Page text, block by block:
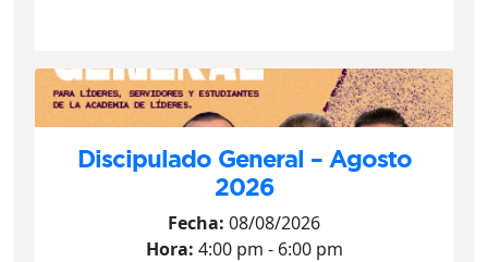
Discipulado General – Agosto
2026
Fecha: 08/08/2026
Hora: 4:00 pm - 6:00 pm